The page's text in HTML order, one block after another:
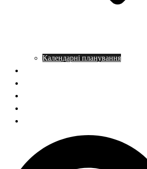
Календарні планування